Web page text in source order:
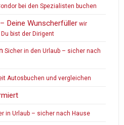
bei den Spezialisten buchen
Deine Wunscherfüller wir
bist der Dirigent
Sicher in den Urlaub – sicher nach
Autosbuchen und vergleichen
in Urlaub – sicher nach Hause